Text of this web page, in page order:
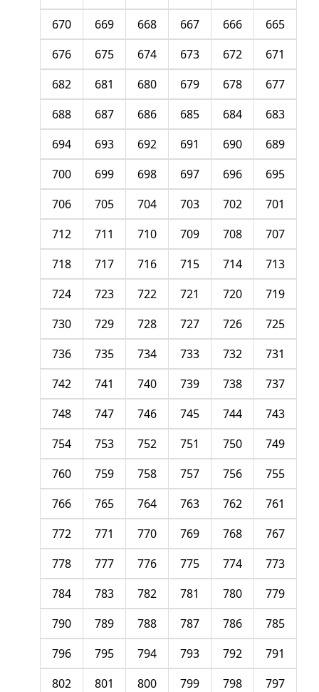
665
666
667
668
669
670
671
672
673
674
675
676
677
678
679
680
681
682
683
684
685
686
687
688
689
690
691
692
693
694
695
696
697
698
699
700
701
702
703
704
705
706
707
708
709
710
711
712
713
714
715
716
717
718
719
720
721
722
723
724
725
726
727
728
729
730
731
732
733
734
735
736
737
738
739
740
741
742
743
744
745
746
747
748
749
750
751
752
753
754
755
756
757
758
759
760
761
762
763
764
765
766
767
768
769
770
771
772
773
774
775
776
777
778
779
780
781
782
783
784
785
786
787
788
789
790
791
792
793
794
795
796
797
798
799
800
801
802